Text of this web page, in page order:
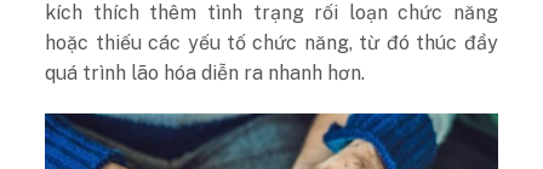
kích thích thêm tình trạng rối loạn chức năng
hoặc thiếu các yếu tố chức năng, từ đó thúc đẩy
quá trình lão hóa diễn ra nhanh hơn.